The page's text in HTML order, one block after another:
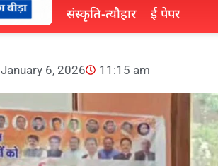
संस्कृति-त्यौहार
ई पेपर
January 6, 2026 11:15 am